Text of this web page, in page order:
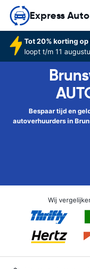
Express
Tot 20% korting
loopt t/m 11
Bespaar tijd en
autoverhuurders in
Wij